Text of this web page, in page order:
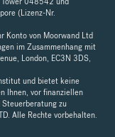
(Lizenz-Nr.
Konto von Moorwand Ltd
im Zusammenhang mit
London, EC3N 3DS,
und bietet keine
Ihnen, vor finanziellen
Steuerberatung zu
Alle Rechte vorbehalten.